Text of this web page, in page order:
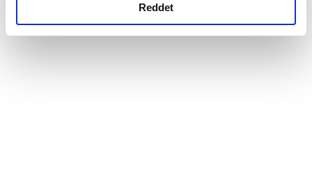
okumak ve sitemizi ziyaretiniz kapsamında
Reddet